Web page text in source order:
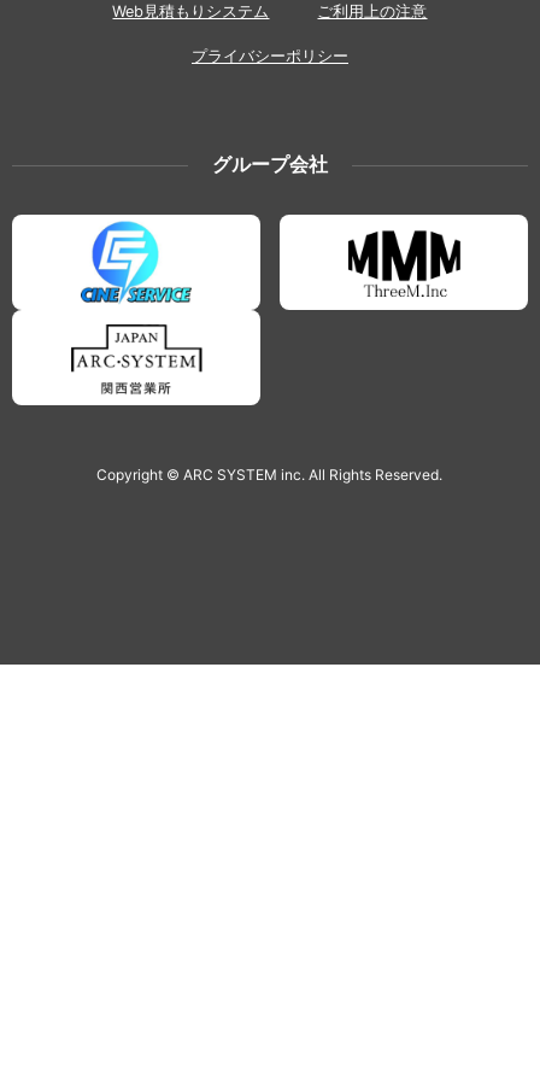
Web見積もりシステム ご利用上の注意
プライバシーポリシー
グループ会社
Copyright © ARC SYSTEM inc. All Rights Reserved.